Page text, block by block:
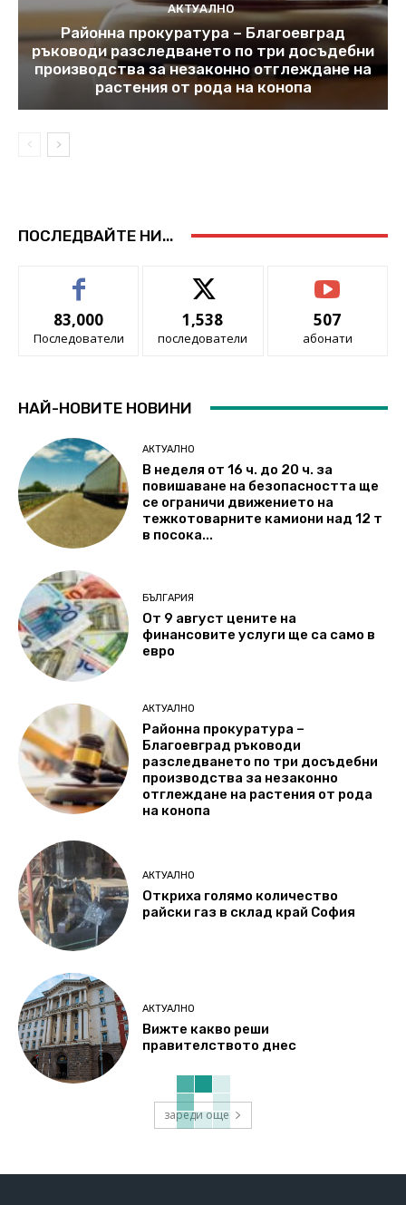
АКТУАЛНО
Районна прокуратура – Благоевград
ръководи разследването по три досъдебни
производства за незаконно отглеждане на
растения от рода на конопа
ПОСЛЕДВАЙТЕ НИ...
83,000
Последователи
1,538
последователи
507
абонати
НАЙ-НОВИТЕ НОВИНИ
АКТУАЛНО
В неделя от 16 ч. до 20 ч. за
повишаване на безопасността ще
се ограничи движението на
тежкотоварните камиони над 12 т
в посока...
БЪЛГАРИЯ
От 9 август цените на
финансовите услуги ще са само в
евро
АКТУАЛНО
Районна прокуратура –
Благоевград ръководи
разследването по три досъдебни
производства за незаконно
отглеждане на растения от рода
на конопа
АКТУАЛНО
Откриха голямо количество
райски газ в склад край София
АКТУАЛНО
Вижте какво реши
правителството днес
зареди още